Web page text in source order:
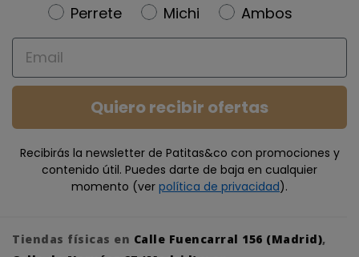
Newsletter
Perrete Michi
Ambos
Email
Quiero recibir ofertas
Recibirás la newsletter de Patitas&co con promociones y
contenido útil. Puedes darte de baja en cualquier
momento (ver política de privacidad).
Tiendas físicas en Calle Fuencarral 156 (Madrid),